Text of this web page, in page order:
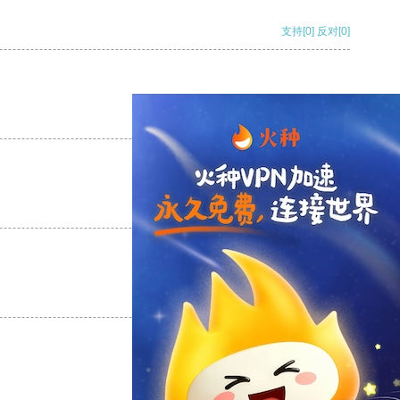
支持[0] 反对[0]
支持 [0] 反对[0]
支持[0] 反对
支持[0] 反对[0]